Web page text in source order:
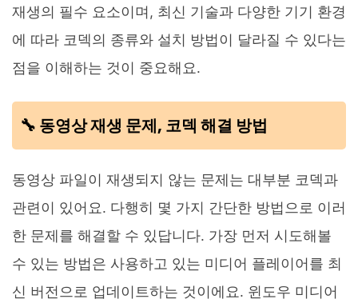
재생의 필수 요소이며, 최신 기술과 다양한 기기 환경
에 따라 코덱의 종류와 설치 방법이 달라질 수 있다는
점을 이해하는 것이 중요해요.
🔧 동영상 재생 문제, 코덱 해결 방법
동영상 파일이 재생되지 않는 문제는 대부분 코덱과
관련이 있어요. 다행히 몇 가지 간단한 방법으로 이러
한 문제를 해결할 수 있답니다. 가장 먼저 시도해볼
수 있는 방법은 사용하고 있는 미디어 플레이어를 최
신 버전으로 업데이트하는 것이에요. 윈도우 미디어